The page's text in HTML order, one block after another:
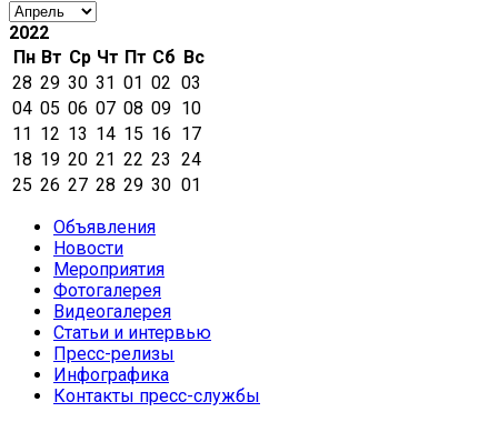
2022
Пн Вт Ср Чт Пт Сб Вс
28 29 30 31 01 02 03
04 05 06 07 08 09 10
11 12 13 14 15 16 17
18 19 20 21 22 23 24
25 26 27 28 29 30 01
Объявления
Новости
Мероприятия
Фотогалерея
Видеогалерея
Статьи и интервью
Пресс-релизы
Инфографика
Контакты пресс-службы